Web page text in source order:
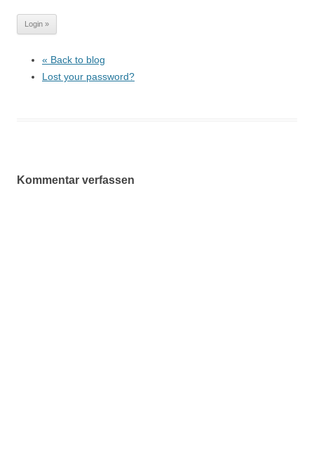
« Back to blog
Lost your password?
Kommentar verfassen